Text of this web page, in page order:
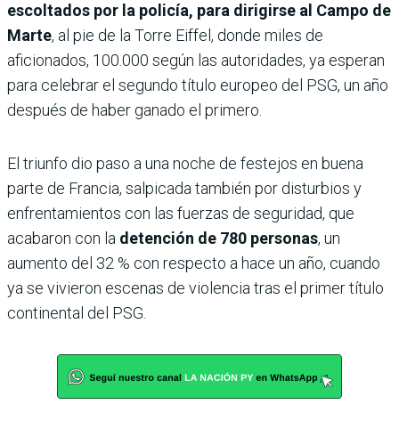
escoltados por la policía, para dirigirse al Campo de
Marte, al pie de la Torre Eiffel, donde miles de
aficionados, 100.000 según las autoridades, ya esperan
para celebrar el segundo título europeo del PSG, un año
después de haber ganado el primero.
El triunfo dio paso a una noche de festejos en buena
parte de Francia, salpicada también por disturbios y
enfrentamientos con las fuerzas de seguridad, que
acabaron con la detención de 780 personas, un
aumento del 32 % con respecto a hace un año, cuando
ya se vivieron escenas de violencia tras el primer título
continental del PSG.